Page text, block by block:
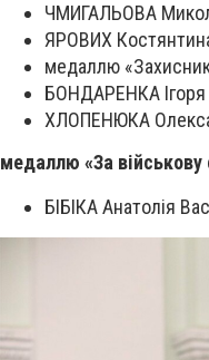
ЧМИГАЛЬОВА
ЯРОВИХ
медаллю
БОНДАРЕНКА Ігоря
ХЛОПЕНЮКА
медаллю «За
БІБІКА Анатолія